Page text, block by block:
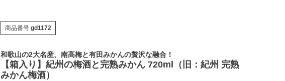
商品番号 gd1172
和歌山の2大名産、南高梅と有田みかんの贅沢な融合！
【箱入り】紀州の梅酒と完熟みかん 720ml（旧：紀州 完熟
みかん梅酒）